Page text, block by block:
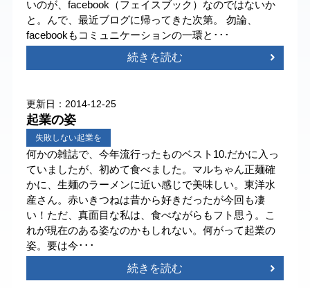
いのが、facebook（フェイスブック）なのではないか
と。んで、最近ブログに帰ってきた次第。 勿論、
facebookもコミュニケーションの一環と･･･
続きを読む
更新日：2014-12-25
起業の姿
何かの雑誌で、今年流行ったものベスト10.だかに入っ
ていましたが、初めて食べました。マルちゃん正麺確
かに、生麺のラーメンに近い感じで美味しい。東洋水
産さん。赤いきつねは昔から好きだったが今回も凄
い！ただ、真面目な私は、食べながらもフト思う。こ
れが現在のある姿なのかもしれない。何がって起業の
姿。要は今･･･
失敗しない起業を
続きを読む